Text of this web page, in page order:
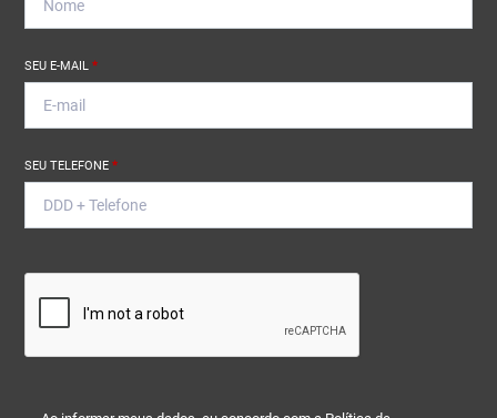
SEU E-MAIL*
SEU TELEFONE*